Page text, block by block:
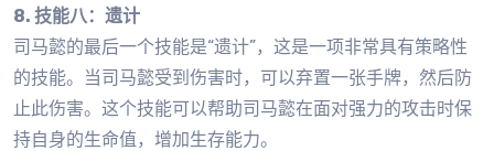
8. 技能八：遗计
司马懿的最后一个技能是“遗计”，这是一项非常具有策略性
的技能。当司马懿受到伤害时，可以弃置一张手牌，然后防
止此伤害。这个技能可以帮助司马懿在面对强力的攻击时保
持自身的生命值，增加生存能力。